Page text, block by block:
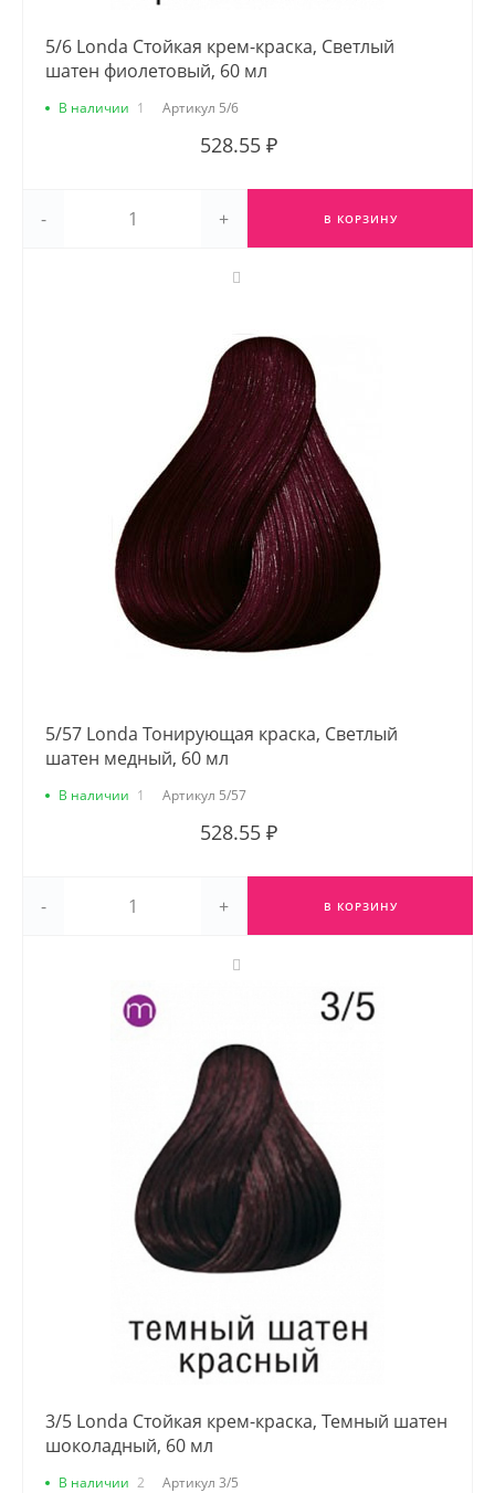
5/6 Londa Стойкая крем-краска, Светлый
шатен фиолетовый, 60 мл
В наличии 1 Артикул 5/6
528.55 ₽
- + В КОРЗИНУ
5/57 Londa Тонирующая краска, Светлый
шатен медный, 60 мл
В наличии 1 Артикул 5/57
528.55 ₽
- + В КОРЗИНУ
3/5 Londa Стойкая крем-краска, Темный шатен
шоколадный, 60 мл
В наличии 2 Артикул 3/5